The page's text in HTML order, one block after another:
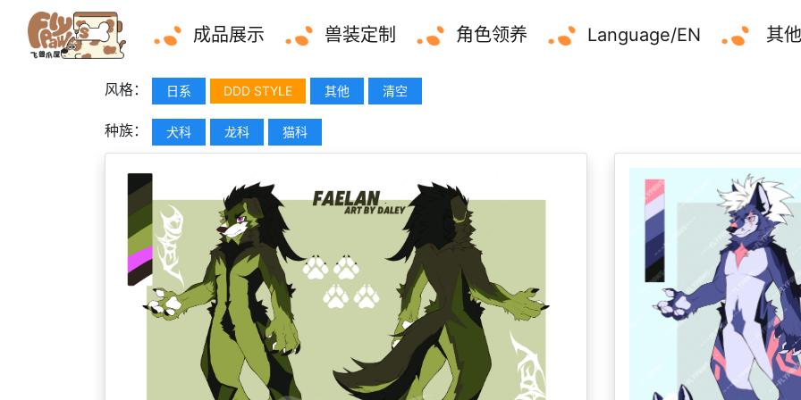
成品展示 兽装定制 角色领养 Language/EN 其
风格： 日系 DDD STYLE 其他 清空
种族： 犬科 龙科 猫科